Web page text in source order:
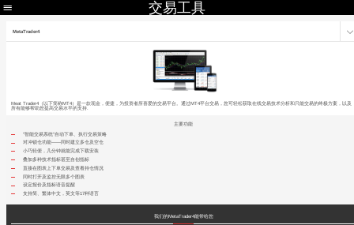
交易工具
MetaTrader4
Meat Trader4（以下简称MT4）是一款现金，便捷，为投资者所喜爱的交易平台。通过MT4平台交易，您可轻松获取在线交易技术分析和只能交易的终极方案，以及
所有能够帮助您提高交易水平的支持.
主要功能
"智能交易系统"自动下单、执行交易策略
对冲锁仓功能——同时建立多仓及空仓
小巧轻便，几分钟就能完成下载安装
叠加多种技术指标甚至自创指标
直接在图表上下单交易及查看持仓情况
同时打开及监控无限多个图表
设定报价及指标语音提醒
支持简、繁体中文，英文等17种语言
我们的MetaTrader4能带给您